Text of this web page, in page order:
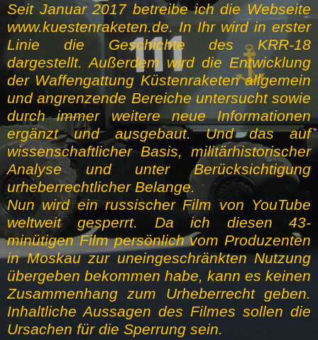
Seit Januar 2017 betreibe ich die Webseite
www.kuestenraketen.de. In Ihr wird in erster
Linie die Geschichte des KRR-18
dargestellt. Außerdem wird die Entwicklung
der Waffengattung Küstenraketen allgemein
und angrenzende Bereiche untersucht sowie
durch immer weitere neue Informationen
ergänzt und ausgebaut. Und das auf
wissenschaftlicher Basis, militärhistorischer
Analyse und unter Berücksichtigung
urheberrechtlicher Belange.
Nun wird ein russischer Film von YouTube
weltweit gesperrt. Da ich diesen 43-
minütigen Film persönlich vom Produzenten
in Moskau zur uneingeschränkten Nutzung
übergeben bekommen habe, kann es keinen
Zusammenhang zum Urheberrecht geben.
Inhaltliche Aussagen des Filmes sollen die
Ursachen für die Sperrung sein.